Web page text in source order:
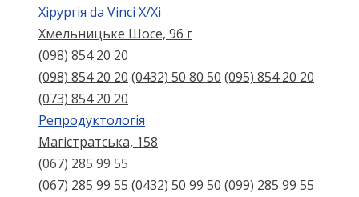
Хірургія da Vinci X/Xі
Хмельницьке Шосе, 96 г
(098) 854 20 20
(098) 854 20 20 (0432) 50 80 50 (095) 854 20 20
(073) 854 20 20
Репродуктологія
Магістратська, 158
(067) 285 99 55
(067) 285 99 55 (0432) 50 99 50 (099) 285 99 55